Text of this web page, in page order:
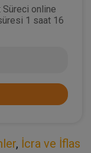
Süreci online
1 saat 16
, İcra ve İflas